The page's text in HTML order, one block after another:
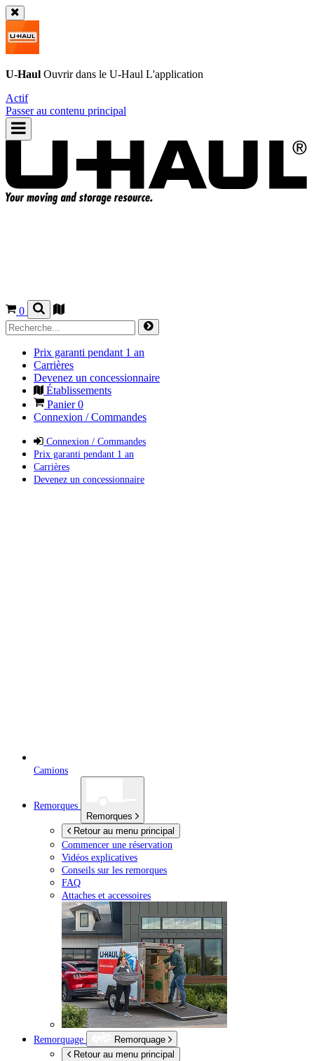
U-Haul Ouvrir dans le U-Haul L'application
Actif
Passer au contenu principal
0
Prix garanti pendant 1 an
Carrières
Devenez un concessionnaire
Établissements
Panier0
Connexion / Commandes
Connexion / Commandes
Prix garanti pendant 1 an
Carrières
Devenez un concessionnaire
Camions
Remorques
Remorques
Retour au menu principal
Commencer une réservation
Vidéos explicatives
Conseils sur les remorques
FAQ
Attaches et accessoires
Remorquage
Remorquage
Retour au menu principal